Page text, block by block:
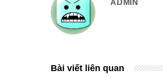
ADMIN
Bài viết liên quan